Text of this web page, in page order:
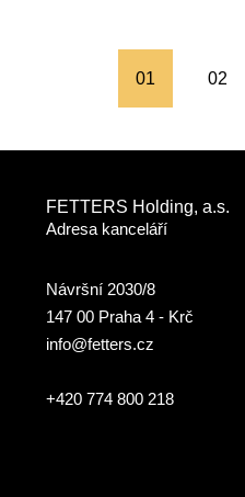
01 02
FETTERS Holding, a.s.
Adresa kanceláří
Návršní 2030/8
147 00 Praha 4 - Krč
info@fetters.cz
+420 774 800 218